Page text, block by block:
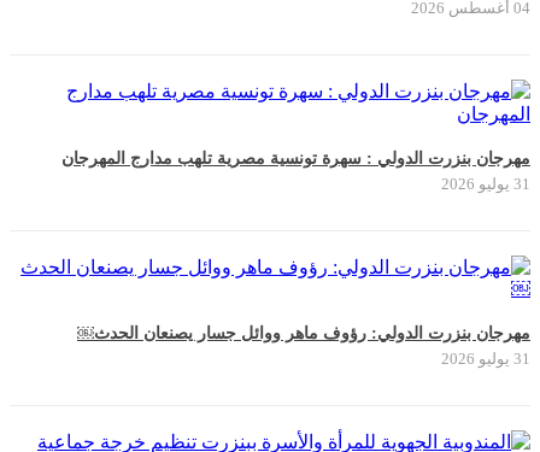
04 أغسطس 2026
مهرجان بنزرت الدولي : سهرة تونسية مصرية تلهب مدارج المهرجان
31 يوليو 2026
مهرجان بنزرت الدولي: رؤوف ماهر ووائل جسار يصنعان الحدث￼
31 يوليو 2026